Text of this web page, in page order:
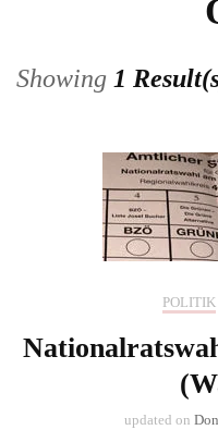
Showing 1
POLITIK
updated on